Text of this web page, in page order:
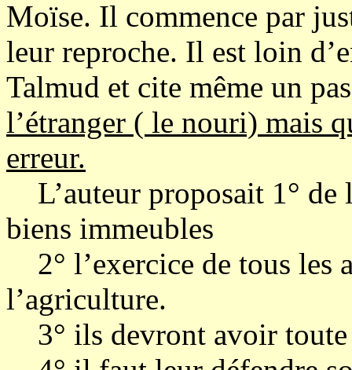
Moïse. Il commence par
leur reproche. Il est loin
Talmud et cite même un
l’étranger ( le nouri) mais
erreur.
L’auteur proposait 1° de
biens immeubles
2° l’exercice de tous les
l’agriculture.
3° ils devront avoir toute